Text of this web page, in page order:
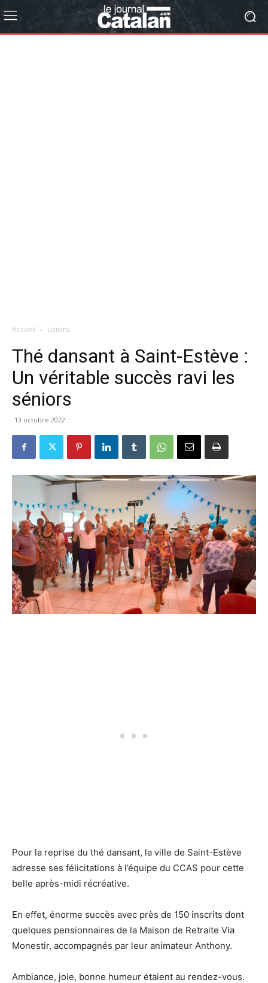
Accueil Loisirs
Thé dansant à Saint-Estève :
Un véritable succès ravi les
séniors
13 octobre 2022
Pour la reprise du thé dansant, la ville de Saint-Estève
adresse ses félicitations à l’équipe du CCAS pour cette
belle après-midi récréative.
En effet, énorme succès avec près de 150 inscrits dont
quelques pensionnaires de la Maison de Retraite Via
Monestir, accompagnés par leur animateur Anthony.
Ambiance, joie, bonne humeur étaient au rendez-vous.